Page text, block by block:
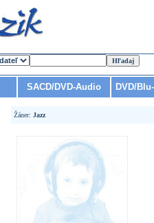
SACD/DVD-Audio DVD/
Žáner: Jazz